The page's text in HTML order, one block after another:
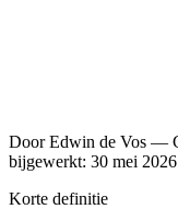
Officieel CashDro
DoorEdwin de Vos —
bijgewerkt: 30 mei 2026
Korte definitie